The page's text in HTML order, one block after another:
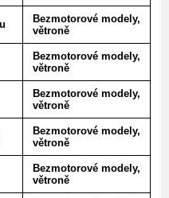
Bezmotorové modely,
větroně
Bezmotorové modely,
větroně
Bezmotorové modely,
větroně
Bezmotorové modely,
větroně
Bezmotorové modely,
větroně